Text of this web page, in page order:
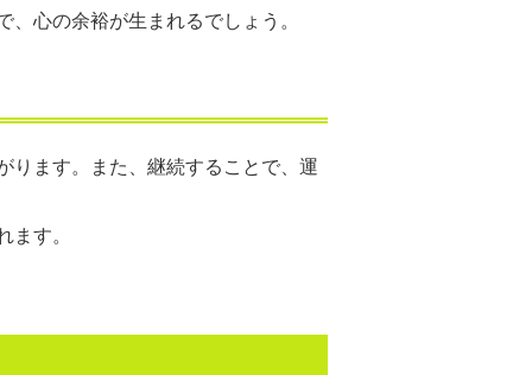
心の余裕が生まれるでしょう。
ります。また、継続することで、運
す。